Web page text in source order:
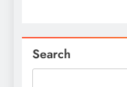
Search